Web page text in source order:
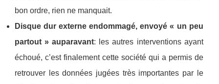
bon ordre, rien ne manquait.
Disque dur externe endommagé, envoyé « un peu
partout » auparavant: les autres interventions ayant
échoué, c’est finalement cette société qui a permis de
retrouver les données jugées très importantes par le